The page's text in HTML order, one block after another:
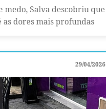
medo, Salva descobriu que
dores mais profundas
29/04/2026